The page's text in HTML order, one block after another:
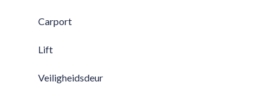
Carport
Lift
Veiligheidsdeur